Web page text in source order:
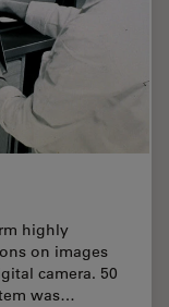
highly
on images
camera. 50
was…